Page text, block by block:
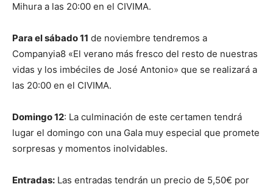
Mihura a las 20:00 en el CIVIMA.
Para el sábado 11 de noviembre tendremos a
Companyia8 «El verano más fresco del resto de nuestras
vidas y los imbéciles de José Antonio» que se realizará a
las 20:00 en el CIVIMA.
Domingo 12: La culminación de este certamen tendrá
lugar el domingo con una Gala muy especial que promete
sorpresas y momentos inolvidables.
Entradas: Las entradas tendrán un precio de 5,50€ por